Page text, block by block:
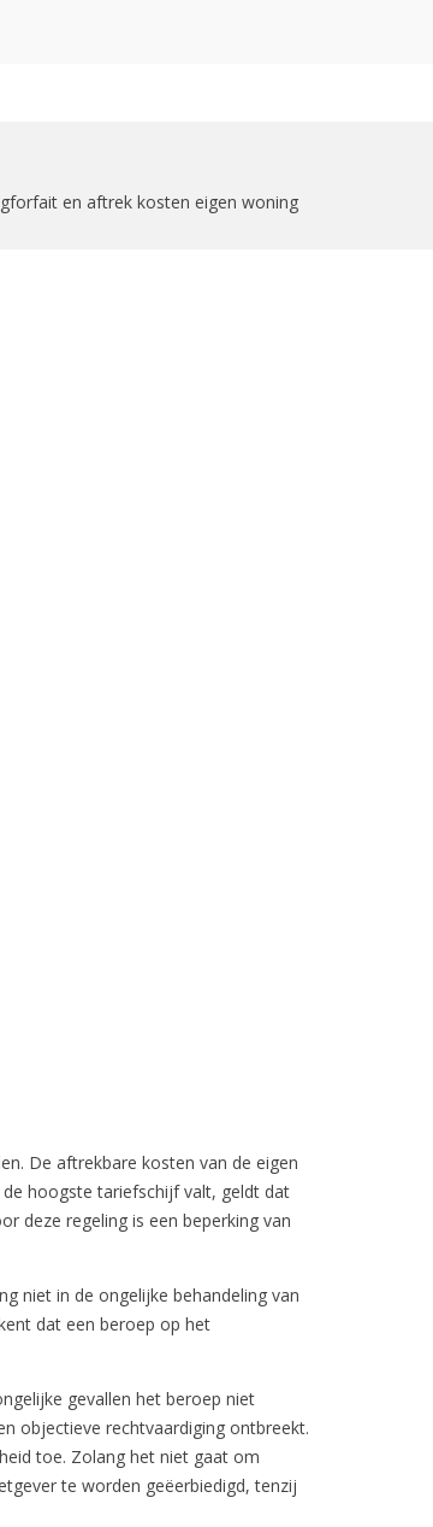
en aftrek kosten eigen woning
De aftrekbare kosten van de eigen
hoogste tariefschijf valt, geldt dat
deze regeling is een beperking van
niet in de ongelijke behandeling van
dat een beroep op het
gevallen het beroep niet
objectieve rechtvaardiging ontbreekt.
toe. Zolang het niet gaat om
te worden geëerbiedigd, tenzij